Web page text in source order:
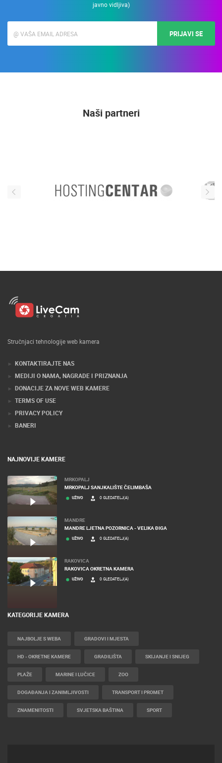
javno vidljiva)
PRIJAVI SE
Naši partneri
Stručnjaci tehnologije web kamera
KONTAKTIRAJTE NAS
MEDIJI O NAMA, NAGRADE I PRIZNANJA
DONACIJE ZA NOVE WEB KAMERE
TERMS OF USE
PRIVACY POLICY
BANERI
NAJNOVIJE KAMERE
MRKOPALJ
MRKOPALJ SANJKALIŠTE ČELIMBAŠA
UŽIVO 0 GLEDATELJ(A)
MANDRE
MANDRE LJETNA POZORNICA - VELIKA ĐIGA
UŽIVO 0 GLEDATELJ(A)
RAKOVICA
RAKOVICA OKRETNA KAMERA
UŽIVO 0 GLEDATELJ(A)
KATEGORIJE KAMERA
NAJBOLJE S WEBA GRADOVI I MJESTA
HD - OKRETNE KAMERE GRADILIŠTA SKIJANJE I SNIJEG
PLAŽE MARINE I LUČICE ZOO
DOGAĐANJA I ZANIMLJIVOSTI TRANSPORT I PROMET
ZNAMENITOSTI SVJETSKA BAŠTINA SPORT